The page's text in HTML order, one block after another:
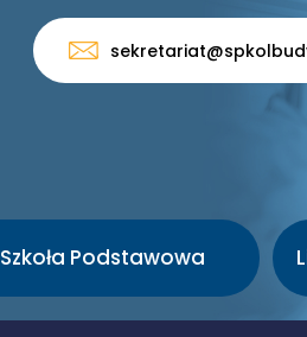
Szkoła Podstawowa